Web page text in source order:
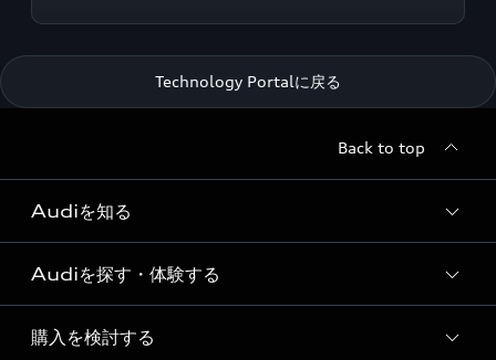
Technology Portalに戻る
Back to top
Audiを知る
Audi ブランド
Story of Progress
Audiを探す・体験する
ディーラー検索
購入を検討する